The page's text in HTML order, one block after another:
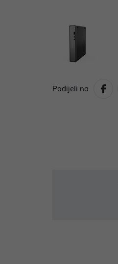
Podijeli na